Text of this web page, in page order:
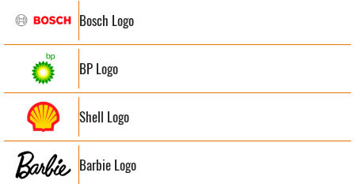
Bosch Logo
BP Logo
Shell Logo
Barbie Logo